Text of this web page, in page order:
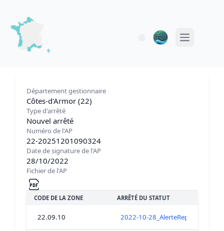
Open main
Département gestionnaire
Côtes-d'Armor (22)
Type d'arrêté
Nouvel arrêté
Numéro de l'AP
22-20251201090324
Date de signature de l'AP
28/10/2022
Fichier de l'AP
CODE DE LA ZONE ARRÊTÉ DU STATUT
22.09.10 2022-10-